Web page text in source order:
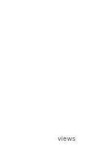
views